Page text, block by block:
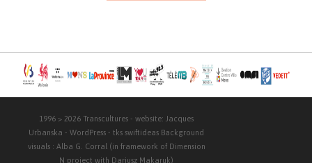
1996 > 2026 Transcultures - website: Jacques
Urbanska -WordPress - tksswiftideas Background
visuals : Alba G. Corral
(in framework of Dimension
N project with Dariusz Makaruk)